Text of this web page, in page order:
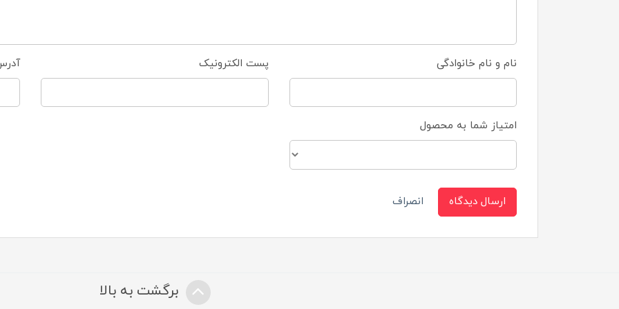
نام و نام خانوادگی پست الکترونیک
امتیاز شما به محصول
ارسال دیدگاه انصراف
برگشت به بالا